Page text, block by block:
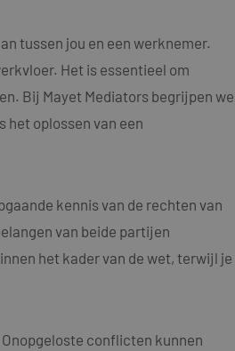
tussen jou en een werknemer.
Het is essentieel om
Bij Mayet Mediators begrijpen we
het oplossen van een
kennis van de rechten van
van beide partijen
het kader van de wet, terwijl je
conflicten kunnen
te
basis van de PHP-
doeleinden die
te
een willekeurig
om de
kunnen worden